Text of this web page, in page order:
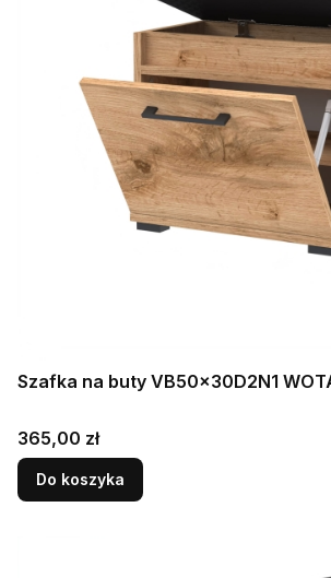
Szafka na buty VB50x30D2N1
Cena
365,00 zł
Do koszyka